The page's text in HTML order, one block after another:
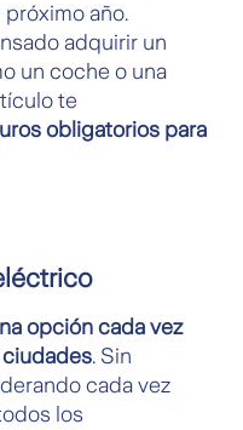
año.
adquirir un
un coche o una
te
obligatorios para
opción cada vez
ciudades. Sin
cada vez
los